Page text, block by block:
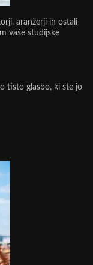
aranžerji in ostali
vaše studijske
tisto glasbo, ki ste jo